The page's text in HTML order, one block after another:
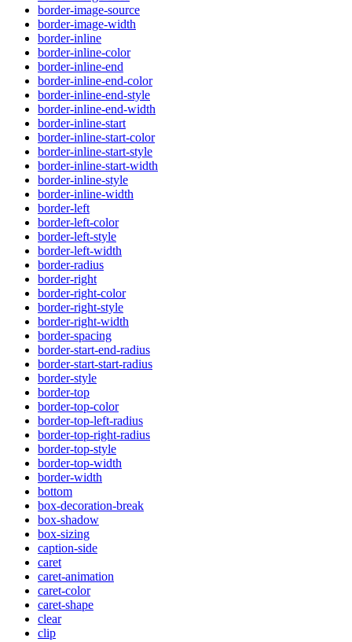
border-image-source
border-image-width
border-inline
border-inline-color
border-inline-end
border-inline-end-color
border-inline-end-style
border-inline-end-width
border-inline-start
border-inline-start-color
border-inline-start-style
border-inline-start-width
border-inline-style
border-inline-width
border-left
border-left-color
border-left-style
border-left-width
border-radius
border-right
border-right-color
border-right-style
border-right-width
border-spacing
border-start-end-radius
border-start-start-radius
border-style
border-top
border-top-color
border-top-left-radius
border-top-right-radius
border-top-style
border-top-width
border-width
bottom
box-decoration-break
box-shadow
box-sizing
caption-side
caret
caret-animation
caret-color
caret-shape
clear
clip